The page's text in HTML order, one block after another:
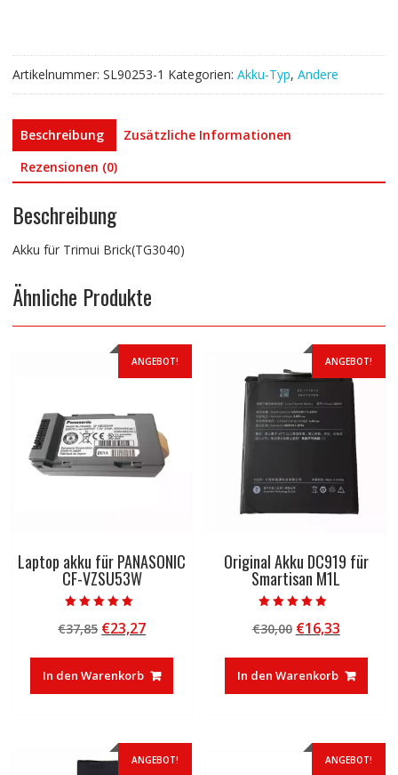
Artikelnummer: SL90253-1 Kategorien: Akku-Typ, Andere
Beschreibung
Zusätzliche Informationen
Rezensionen (0)
Beschreibung
Akku für Trimui Brick(TG3040)
Ähnliche Produkte
ANGEBOT!
Laptop akku für PANASONIC
CF-VZSU53W
5.00
von 5
€37,85 Ursprünglicher
war:
€37,85
€23,27Aktueller
ist:
€23,27.
In den Warenkorb
ANGEBOT!
Original Akku DC919 für
Smartisan M1L
4.50
von 5
€30,00 Ursprünglicher
war:
€30,00
€16,33
ist:
€16,33.
In den Warenkorb
ANGEBOT! ANGEBOT!